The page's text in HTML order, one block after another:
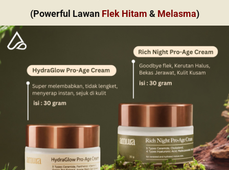
(Powerful Lawan Flek Hitam & Melasma)